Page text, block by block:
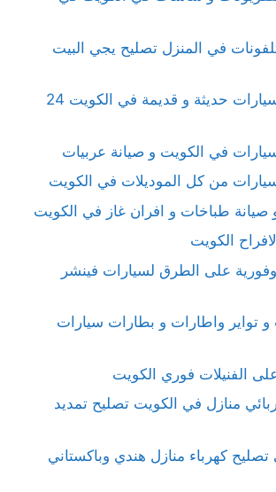
في المنزل تصليح يجي البيت
خدمات تصليح سيارات حديثة و قديمة في الكويت 24
في الكويت و صيانة عربيات
من كل الموديلات في الكويت
طباخات و افران غاز في الكويت
الكويت
على الطرق لسيارات فينشر
تواير واطارات و بطارات سيارات
الفنيلات فوري الكويت
منازل في الكويت تصليح تمديد
كهرباء منازل هندي وباكستاني